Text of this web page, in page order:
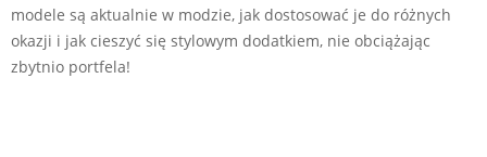
modele są aktualnie w modzie, jak dostosować je do różnych
okazji i jak cieszyć się stylowym dodatkiem, nie obciążając
zbytnio portfela!